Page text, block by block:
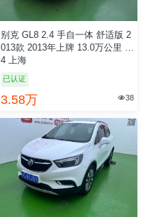
别克 GL8 2.4 手自一体 舒适版 2
013款 2013年上牌 13.0万公里 国
4 上海
已认证
3.58万 38